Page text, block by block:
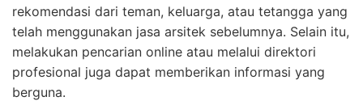
rekomendasi dari teman, keluarga, atau tetangga yang
telah menggunakan jasa arsitek sebelumnya. Selain itu,
melakukan pencarian online atau melalui direktori
profesional juga dapat memberikan informasi yang
berguna.